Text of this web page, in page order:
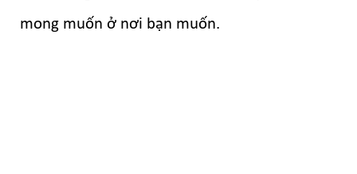
mong muốn ở nơi bạn muốn.